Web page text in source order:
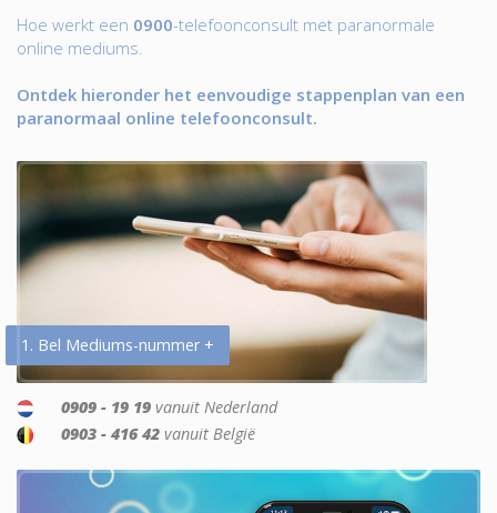
Hoe werkt een 0900-telefoonconsult met paranormale
online mediums.
Ontdek hieronder het eenvoudige stappenplan van een
paranormaal online telefoonconsult.
1. Bel Mediums-nummer +
0909 - 19 19 vanuit Nederland
0903 - 416 42 vanuit België